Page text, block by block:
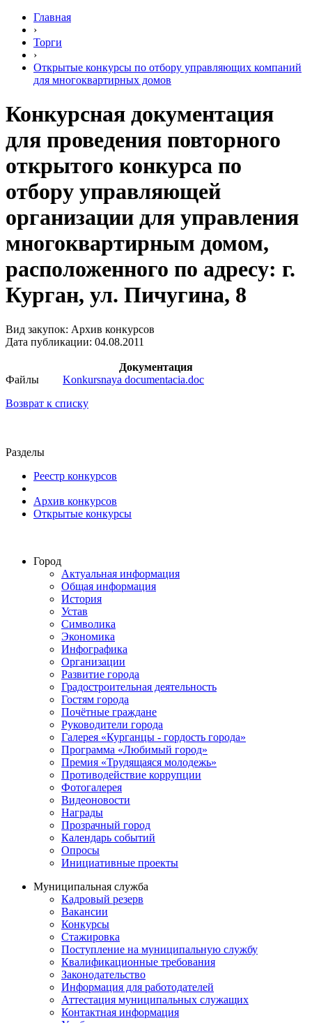
Главная
›
Торги
›
Открытые конкурсы по отбору управляющих компаний
для многоквартирных домов
Конкурсная документация
для проведения повторного
открытого конкурса по
отбору управляющей
организации для управления
многоквартирным домом,
расположенного по адресу: г.
Курган, ул. Пичугина, 8
Вид закупок: Архив конкурсов
Дата публикации: 04.08.2011
Документация
Файлы
Konkursnaya documentacia.doc
Возврат к списку
Разделы
Реестр конкурсов
Архив конкурсов
Открытые конкурсы
Город
Актуальная информация
Общая информация
История
Устав
Символика
Экономика
Инфографика
Организации
Развитие города
Градостроительная деятельность
Гостям города
Почётные граждане
Руководители города
Галерея «Курганцы - гордость города»
Программа «Любимый город»
Премия «Трудящаяся молодежь»
Противодействие коррупции
Фотогалерея
Видеоновости
Награды
Прозрачный город
Календарь событий
Опросы
Инициативные проекты
Муниципальная служба
Кадровый резерв
Вакансии
Конкурсы
Стажировка
Поступление на муниципальную службу
Квалификационные требования
Законодательство
Информация для работодателей
Аттестация муниципальных служащих
Контактная информация